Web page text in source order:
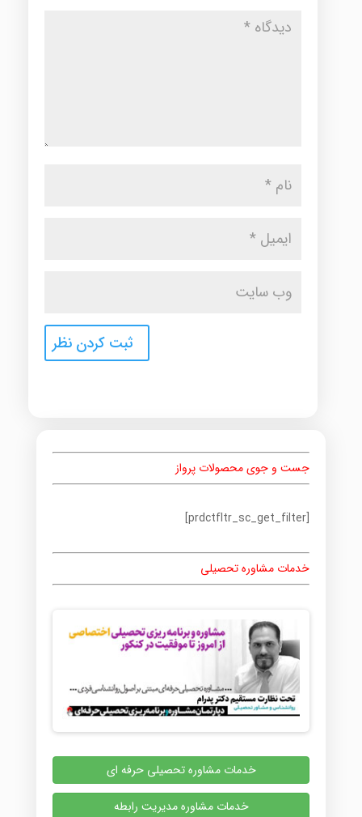
جست و جوی محصولات پرواز
[prdctfltr_sc_get_filter]
خدمات مشاوره تحصیلی
خدمات مشاوره تحصیلی حرفه ای
خدمات مشاوره مدیریت رابطه